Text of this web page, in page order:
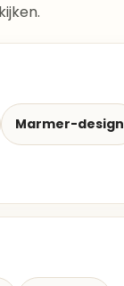
Marmer-design